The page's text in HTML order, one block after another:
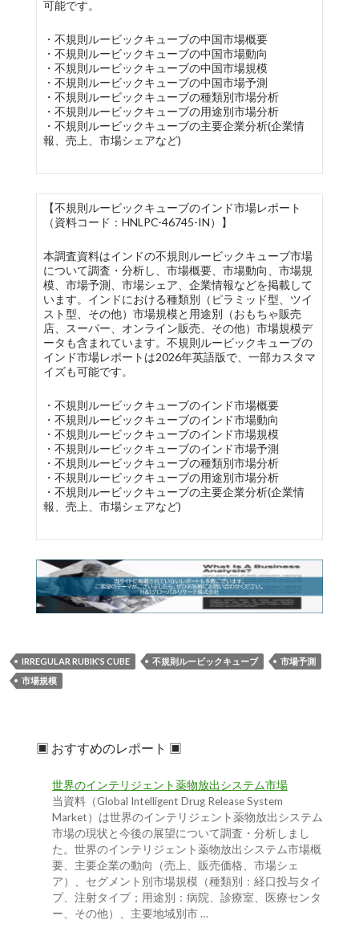
可能です。
・不規則ルービックキューブの中国市場概要
・不規則ルービックキューブの中国市場動向
・不規則ルービックキューブの中国市場規模
・不規則ルービックキューブの中国市場予測
・不規則ルービックキューブの種類別市場分析
・不規則ルービックキューブの用途別市場分析
・不規則ルービックキューブの主要企業分析(企業情
報、売上、市場シェアなど)
【不規則ルービックキューブのインド市場レポート
（資料コード：HNLPC-46745-IN）】
本調査資料はインドの不規則ルービックキューブ市場
について調査・分析し、市場概要、市場動向、市場規
模、市場予測、市場シェア、企業情報などを掲載して
います。インドにおける種類別（ピラミッド型、ツイ
スト型、その他）市場規模と用途別（おもちゃ販売
店、スーパー、オンライン販売、その他）市場規模デ
ータも含まれています。不規則ルービックキューブの
インド市場レポートは2026年英語版で、一部カスタマ
イズも可能です。
・不規則ルービックキューブのインド市場概要
・不規則ルービックキューブのインド市場動向
・不規則ルービックキューブのインド市場規模
・不規則ルービックキューブのインド市場予測
・不規則ルービックキューブの種類別市場分析
・不規則ルービックキューブの用途別市場分析
・不規則ルービックキューブの主要企業分析(企業情
報、売上、市場シェアなど)
IRREGULAR RUBIK'S CUBE 不規則ルービックキューブ
市場予測
市場規模
▣ おすすめのレポート ▣
世界のインテリジェント薬物放出システム市場
当資料（Global Intelligent Drug Release System
Market）は世界のインテリジェント薬物放出システム
市場の現状と今後の展望について調査・分析しまし
た。世界のインテリジェント薬物放出システム市場概
要、主要企業の動向（売上、販売価格、市場シェ
ア）、セグメント別市場規模（種類別：経口投与タイ
プ、注射タイプ；用途別：病院、診療室、医療センタ
ー、その他）、主要地域別市 …